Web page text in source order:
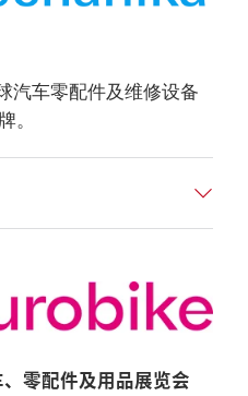
汽车零配件及维修设备
。
零配件及用品展览会